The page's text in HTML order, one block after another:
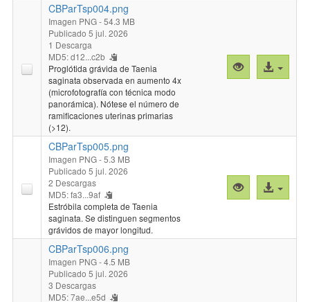
CBParTsp004.png
Imagen PNG- 54.3 MB
Publicado 5 jul. 2026
1 Descarga
MD5: d12...c2b
Proglótida grávida de Taenia
saginata observada en aumento 4x
(microfotografía con técnica modo
panorámica). Nótese el número de
ramificaciones uterinas primarias
(>12).
Vista
previa
Acceso
al
CBParTsp005.png
Imagen PNG- 5.3 MB
Publicado 5 jul. 2026
2 Descargas
MD5: fa3...9af
Estróbila completa de Taenia
saginata. Se distinguen segmentos
grávidos de mayor longitud.
Vista
previa
Acceso
al
CBParTsp006.png
Imagen PNG- 4.5 MB
Publicado 5 jul. 2026
3 Descargas
MD5: 7ae...e5d